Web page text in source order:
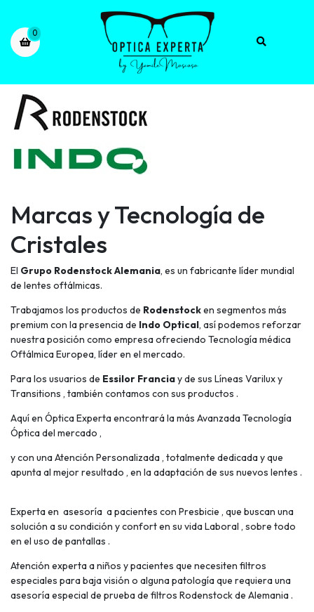
0
Marcas y Tecnología de
Cristales
El Grupo Rodenstock Alemania, es un fabricante líder mundial
de lentes oftálmicas.
Trabajamos los productos de Rodenstocken segmentos más
premium con la presencia de Indo Optical, así podemos reforzar
nuestra posición como empresa ofreciendo Tecnología médica
Oftálmica Europea, líder en el mercado.
Para los usuarios de Essilor Franciay de sus Líneas Varilux y
Transitions , también contamos con sus productos .
Aquí en Óptica Experta encontrará la más Avanzada Tecnología
Óptica del mercado ,
y con una Atención Personalizada , totalmente dedicada y que
apunta al mejor resultado , en la adaptación de sus nuevos lentes .
Experta en asesoría a pacientes con Presbicie , que buscan una
solución a su condición y confort en su vida Laboral , sobre todo
en el uso de pantallas .
Atención experta a niños y pacientes que necesiten filtros
especiales para baja visión o alguna patología que requiera una
asesoría especial de prueba de filtros Rodenstock de Alemania .